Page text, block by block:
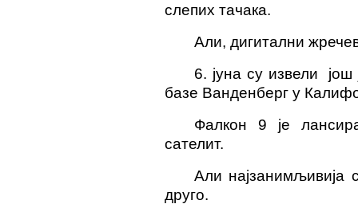
слепих тачака.
Али, дигитални
6. јуна су извели
још
базе Ванденберг у
Фалкон 9 је
сателит.
Али најзанимљивија
друго.